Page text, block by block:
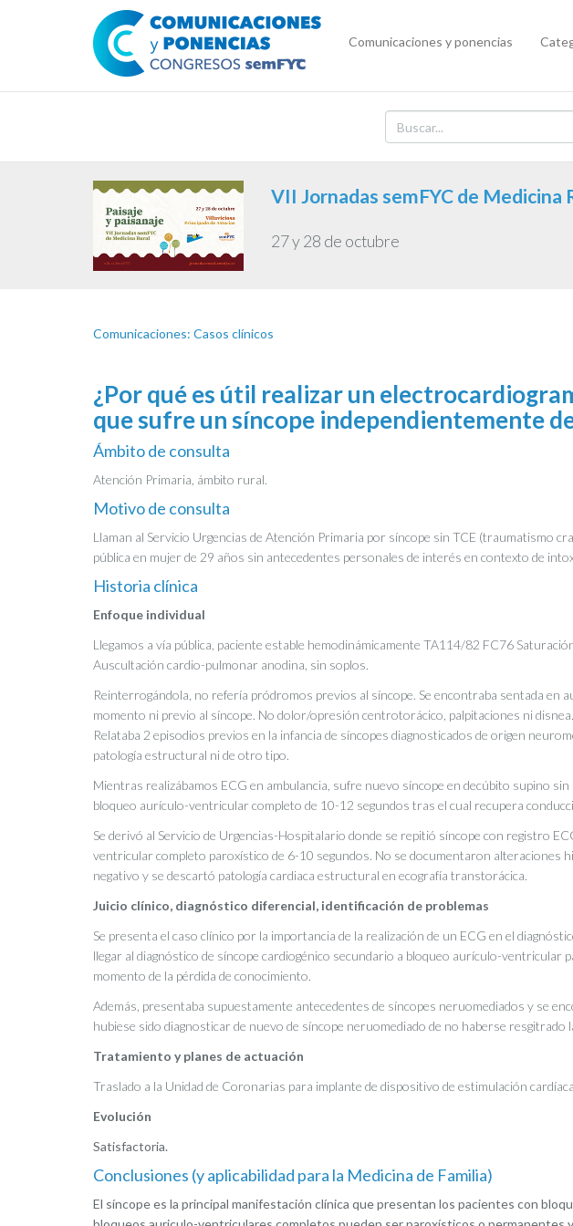
Comunicaciones y ponencias
VII Jornadas semFYC de Medicina
27 y 28 de octubre
Comunicaciones: Casos clínicos
¿Por qué es útil realizar un
que sufre un síncope independientemente
Ámbito de consulta
Atención Primaria, ámbito rural.
Motivo de consulta
Llaman al Servicio Urgencias de Atención Primaria por síncope sin TCE (traumatismo
pública en mujer de 29 años sin antecedentes personales de interés en contexto de
Historia clínica
Enfoque individual
Llegamos a vía pública, paciente estable hemodinámicamente TA114/82 FC76
Auscultación cardio-pulmonar anodina, sin soplos.
Reinterrogándola, no refería pródromos previos al síncope. Se encontraba sentada en
momento ni previo al síncope. No dolor/opresión centrotorácico, palpitaciones ni disnea.
Relataba 2 episodios previos en la infancia de síncopes diagnosticados de origen
patología estructural ni de otro tipo.
Mientras realizábamos ECG en ambulancia, sufre nuevo síncope en decúbito supino
bloqueo aurículo-ventricular completo de 10-12 segundos tras el cual recupera
Se derivó al Servicio de Urgencias-Hospitalario donde se repitió síncope con registro
ventricular completo paroxístico de 6-10 segundos. No se documentaron alteraciones
negativo y se descartó patología cardiaca estructural en ecografía transtorácica.
Juicio clínico, diagnóstico diferencial, identificación de problemas
Se presenta el caso clínico por la importancia de la realización de un ECG en el
llegar al diagnóstico de síncope cardiogénico secundario a bloqueo aurículo-ventricular
momento de la pérdida de conocimiento.
Además, presentaba supuestamente antecedentes de síncopes neruomediados y se
hubiese sido diagnosticar de nuevo de síncope neruomediado de no haberse
Tratamiento y planes de actuación
Traslado a la Unidad de Coronarias para implante de dispositivo de estimulación
Evolución
Satisfactoria.
Conclusiones (y aplicabilidad para la Medicina de Familia)
El síncope es la principal manifestación clínica que presentan los pacientes con